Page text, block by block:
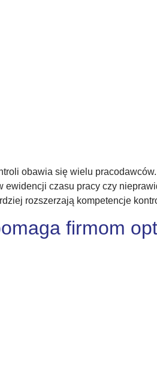
obawia się wielu
czasu pracy czy
rozszerzają kompetencje
firmom